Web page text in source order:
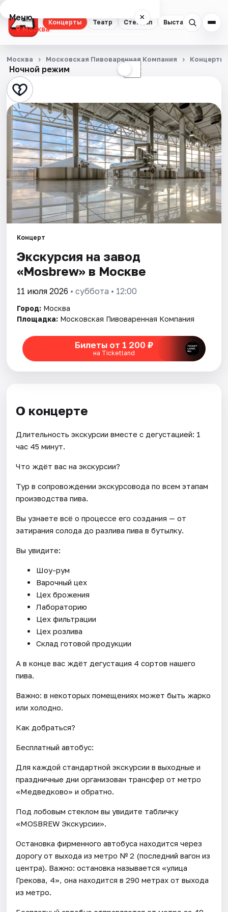
Концерты Театр Стендап Выставки
Меню ×
Москва
Концерты
Театр
Стендап
Выставки
Квесты
Экскурсии
Спорт
События
Города
Площадки
Рейтинги
Ночной режим ☾
Москва Московская Пивоваренная Компания Концерты
Концерт
Экскурсия на завод
«Mosbrew» в Москве
11 июля 2026 • суббота • 12:00
Город: Москва
Площадка: Московская Пивоваренная Компания
Билеты от 1 200 ₽
на Ticketland
О концерте
Длительность экскурсии вместе с дегустацией: 1
час 45 минут.
Что ждёт вас на экскурсии?
Тур в сопровождении экскурсовода по всем этапам
производства пива.
Вы узнаете всё о процессе его создания — от
затирания солода до разлива пива в бутылку.
Вы увидите:
Шоу-рум
Варочный цех
Цех брожения
Лабораторию
Цех фильтрации
Цех розлива
Склад готовой продукции
А в конце вас ждёт дегустация 4 сортов нашего
пива.
Важно: в некоторых помещениях может быть жарко
или холодно.
Как добраться?
Бесплатный автобус:
Для каждой стандартной экскурсии в выходные и
праздничные дни организован трансфер от метро
«Медведково» и обратно.
Под лобовым стеклом вы увидите табличку
«MOSBREW Экскурсии».
Остановка фирменного автобуса находится через
дорогу от выхода из метро № 2 (последний вагон из
центра). Важно: остановка называется «улица
Грекова, 4», она находится в 290 метрах от выхода
из метро.